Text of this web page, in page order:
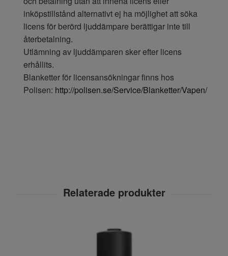
inköpstillstånd alternativt ej ha möjlighet att söka
licens för berörd ljuddämpare berättigar inte till
återbetalning.
Utlämning av ljuddämparen sker efter licens
erhållits.
Blanketter för licensansökningar finns hos
Polisen: http://polisen.se/Service/Blanketter/Vapen/